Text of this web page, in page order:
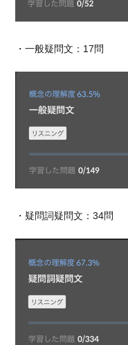
・一般疑問文：17問
・疑問詞疑問文：34問